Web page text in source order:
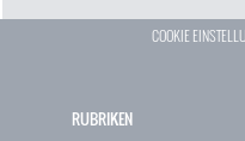
COOKIE
RUBRIKEN